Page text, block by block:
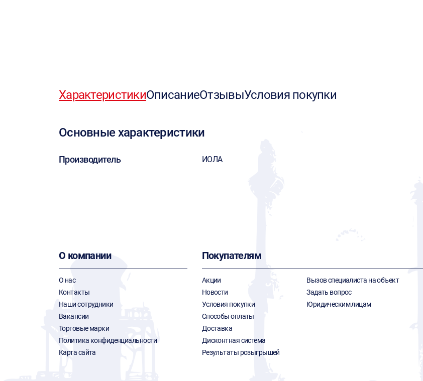
ХарактеристикиОписаниеОтзывыУсловия покупки
Основные характеристики
Производитель ИОЛА
О компании
О нас
Контакты
Наши сотрудники
Вакансии
Торговые марки
Политика конфиденциальности
Карта сайта
Покупателям
Акции
Новости
Условия покупки
Способы оплаты
Доставка
Дисконтная система
Результаты розыгрышей
Вызов специалиста на объект
Задать вопрос
Юридическим лицам